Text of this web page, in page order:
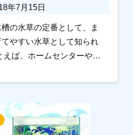
年7月15日
の水草の定番として、ま
やすい水草として知られ
えば、ホームセンターやア
設される金魚やメダカコ